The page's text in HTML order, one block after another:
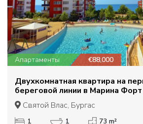
Апартаменты €88,000
Двухкомнатная квартира на
береговой линии в Марина
Святой Влас
Святой Влас, Бургас
1 1 73 m²